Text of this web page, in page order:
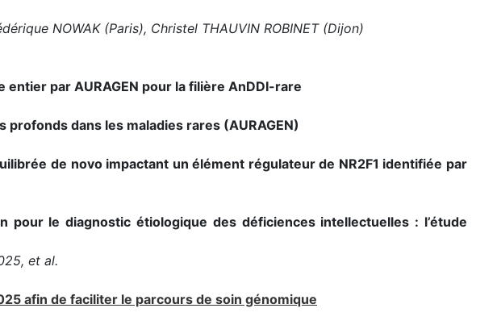
NOWAK (Paris), Christel THAUVIN ROBINET (Dijon)
entier par AURAGEN pour la filière AnDDI-rare
dans les maladies rares (AURAGEN)
de novo impactant un élément régulateur de NR2F1 identifiée par
le diagnostic étiologique des déficiences intellectuelles : l’étude
et al.
afin de faciliter le parcours de soin génomique